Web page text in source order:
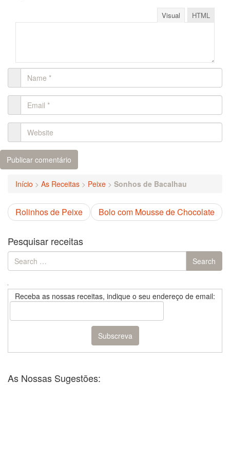
Visual HTML
Início > As Receitas > Peixe > Sonhos de Bacalhau
Bolo com Mousse de Chocolate
Rolinhos de Peixe
Pesquisar receitas
Search
for:
Search
Receba as nossas receitas, indique o seu endereço de email:
As Nossas Sugestões: